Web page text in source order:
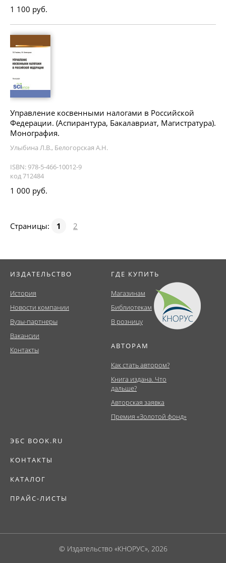
1 100 руб.
Управление косвенными налогами в Российской
Федерации. (Аспирантура, Бакалавриат, Магистратура).
Монография.
Улыбина Л.В., Белогорская А.Н.
ISBN: 978-5-466-10012-9
код 712484
1 000 руб.
Страницы: 1 2
ИЗДАТЕЛЬСТВО
История
Новости компании
Вузы-партнеры
Вакансии
Контакты
ГДЕ КУПИТЬ
Магазинам
Библиотекам
В розницу
АВТОРАМ
Как стать автором?
Книга издана. Что
дальше?
Авторская заявка
Премия «Золотой фонд»
ЭБС BOOK.RU
КОНТАКТЫ
КАТАЛОГ
ПРАЙС-ЛИСТЫ
© Издательство «КНОРУС», 2026